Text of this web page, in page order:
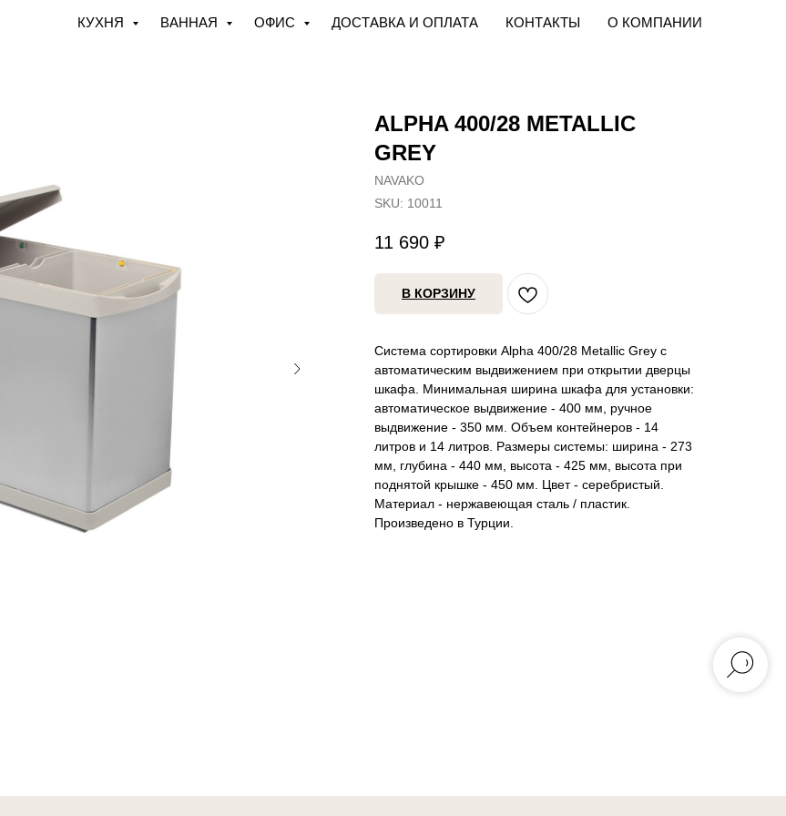
КУХНЯ ВАННАЯ ОФИС ДОСТАВКА И ОПЛАТА КОНТАКТЫ О КОМПАНИИ
ALPHA 400/28 METALLIC
GREY
NAVAKO
SKU: 10011
11 690 ₽
В КОРЗИНУ
Система сортировки Alpha 400/28 Metallic Grey с
автоматическим выдвижением при открытии дверцы
шкафа. Минимальная ширина шкафа для установки:
автоматическое выдвижение - 400 мм, ручное
выдвижение - 350 мм. Объем контейнеров - 14
литров и 14 литров. Размеры системы: ширина - 273
мм, глубина - 440 мм, высота - 425 мм, высота при
поднятой крышке - 450 мм. Цвет - серебристый.
Материал - нержавеющая сталь / пластик.
Произведено в Турции.